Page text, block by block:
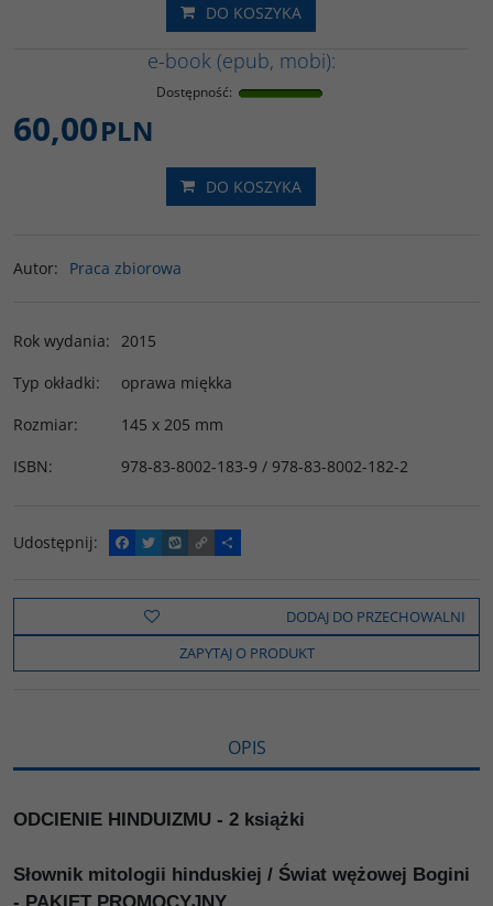
DO KOSZYKA
e-book (epub, mobi):
Dostępność:
60,00PLN
DO KOSZYKA
Autor: Praca zbiorowa
Rok wydania: 2015
Typ okładki:
oprawa miękka
Rozmiar:
145 x 205 mm
ISBN: 978-83-8002-183-9 / 978-83-8002-182-2
Udostępnij:
F
a
e
o
k
T
w
t
t
e
W
y
o
C
o
y
i
n
k
P
o
z
e
l
s
DODAJ DO PRZECHOWALNI
ZAPYTAJ O PRODUKT
OPIS
ODCIENIE HINDUIZMU - 2 książki
Słownik mitologii hinduskiej / Świat wężowej Bogini